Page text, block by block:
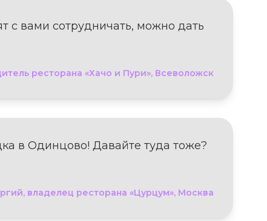
с вами сотрудничать, можно дать
ресторана «Хачо и Пури», Всеволожск
в Одинцово! Давайте туда тоже?
владелец ресторана «Цурцум», Москва